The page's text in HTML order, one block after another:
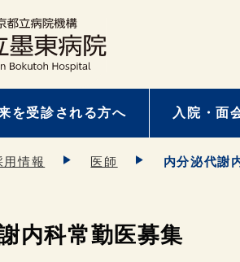
を受診される方へ 入院・面
用情報 医師 内分泌代謝
内科常勤医募集